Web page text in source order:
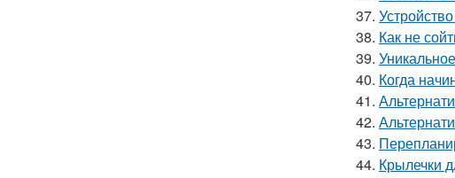
37.
38. Как не
39.
40. Когда
41.
42.
43.
44. Крылечки